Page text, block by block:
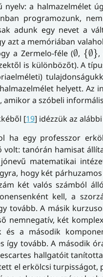
nyelv: a halmazelmélet
programozunk,
adunk egy nevet a
azt a memóriában
a Zermelo-féle (∅
∅
, {∅}
{∅},
is különbözőt). A
helyett.
amikor a szóbeli
[19] idézzük az
ha egy professzor
tanórán hamisat
matematikai
hogy két
két valós számból
kell, a
tovább. A másik
nemnegatív, két
és a második
így tovább. A második
hallgatóit
el erkölcsi